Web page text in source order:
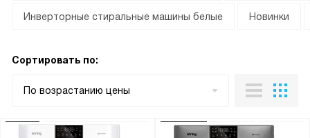
Инверторные стиральные машины белые Новинки
Сортировать по:
По возрастанию цены